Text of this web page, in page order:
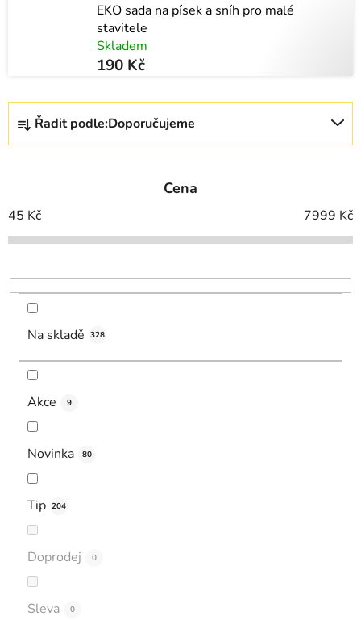
EKO sada na písek a sníh pro malé
stavitele
Skladem
190 Kč
Ř
z
í
p
o
d
Řadit podle:Doporučujeme
Cena
45 Kč 7999 Kč
Na skladě 328
Akce 9
Novinka 80
Tip 204
Doprodej 0
Sleva 0